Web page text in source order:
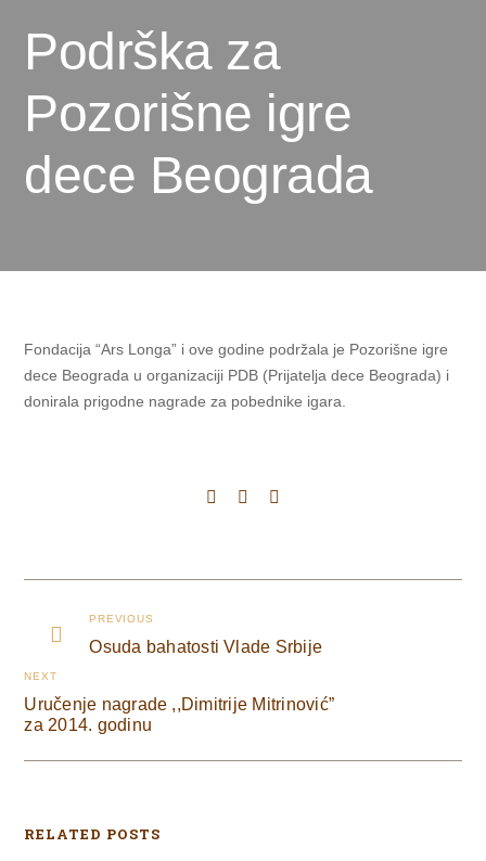
Podrška za
Pozorišne igre
dece Beograda
Fondacija “Ars Longa” i ove godine podržala je Pozorišne igre
dece Beograda u organizaciji PDB (Prijatelja dece Beograda) i
donirala prigodne nagrade za pobednike igara.
PREVIOUS
Osuda bahatosti Vlade Srbije
NEXT
Uručenje nagrade ,,Dimitrije Mitrinović”
za 2014. godinu
RELATED POSTS